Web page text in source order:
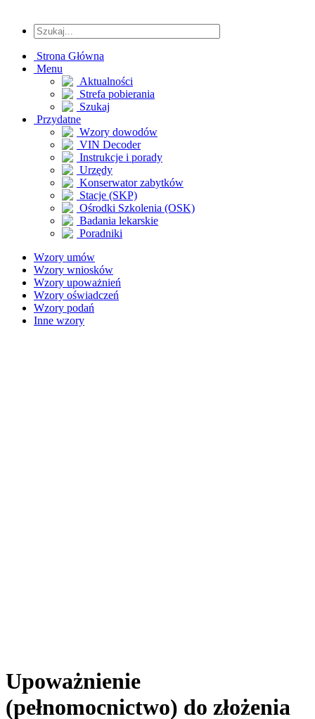
Strona Główna
Menu
Aktualności
Strefa pobierania
Szukaj
Przydatne
Wzory dowodów
VIN Decoder
Instrukcje i porady
Urzędy
Konserwator zabytków
Stacje (SKP)
Ośrodki Szkolenia (OSK)
Badania lekarskie
Poradniki
Wzory umów
Wzory wniosków
Wzory upoważnień
Wzory oświadczeń
Wzory podań
Inne wzory
Upoważnienie
(pełnomocnictwo) do złożenia